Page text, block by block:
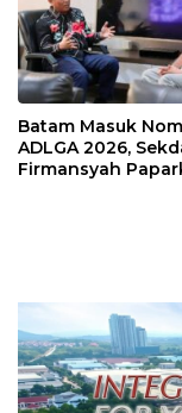
Batam Masuk
ADLGA 2026,
Firmansyah